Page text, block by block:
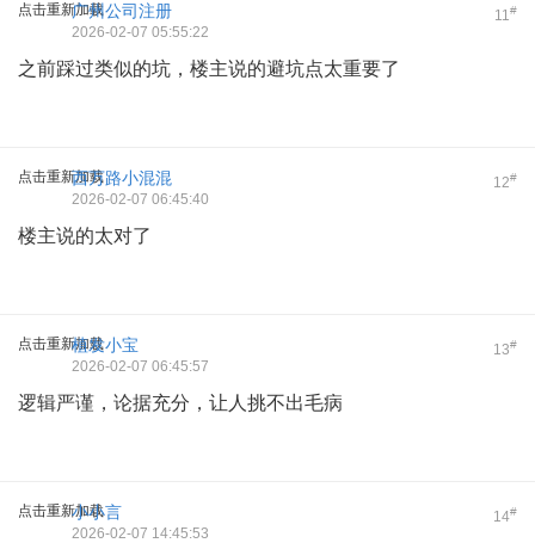
点击重新加载 11#
广州公司注册
2026-02-07 05:55:22
之前踩过类似的坑，楼主说的避坑点太重要了
点击重新加载 12#
西万路小混混
2026-02-07 06:45:40
楼主说的太对了
点击重新加载 13#
植发小宝
2026-02-07 06:45:57
逻辑严谨，论据充分，让人挑不出毛病
点击重新加载 14#
小小言
2026-02-07 14:45:53